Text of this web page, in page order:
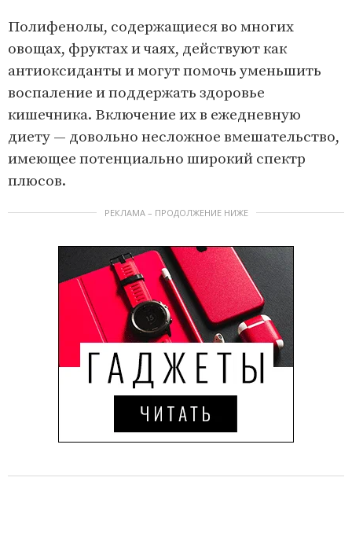
Полифенолы, содержащиеся во многих
овощах, фруктах и чаях, действуют как
антиоксиданты и могут помочь уменьшить
воспаление и поддержать здоровье
кишечника. Включение их в ежедневную
диету — довольно несложное вмешательство,
имеющее потенциально широкий спектр
плюсов.
РЕКЛАМА – ПРОДОЛЖЕНИЕ НИЖЕ